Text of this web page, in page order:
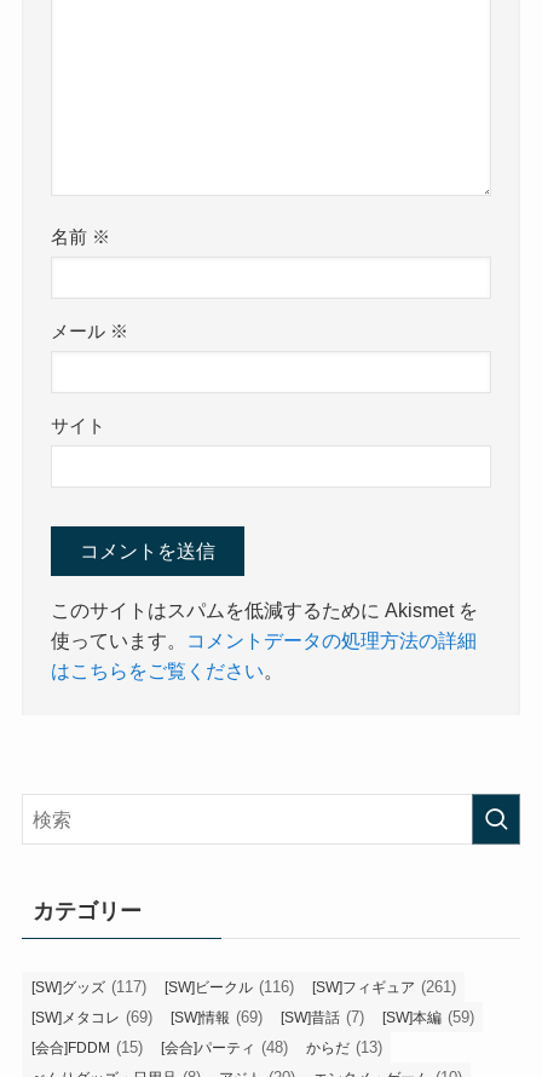
名前 ※
メール ※
サイト
このサイトはスパムを低減するために Akismet を
使っています。
コメントデータの処理方法の詳細
はこちらをご覧ください。
カテゴリー
[SW]グッズ (117) [SW]ビークル (116) [SW]フィギュア (261)
[SW]メタコレ (69) [SW]情報 (69) [SW]昔話 (7) [SW]本編 (59)
[会合]FDDM (15) [会合]パーティ (48) からだ (13)